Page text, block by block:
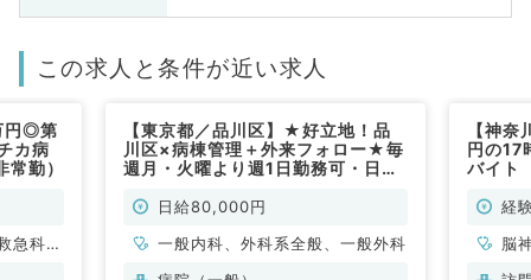
この求人と条件が近い求人
円◎第
カ病
勤）
急科・
【東京都／品川区】★好立地！品
川区×病棟管理＋外来フォロー★毎
週月・火曜より週1日勤務可・日給
目不問（内科系・外科系／非常勤）
日給80,000円
一般内科、外科系全般、一般外科
【神
円の17
バイト
経
よ
脳
科